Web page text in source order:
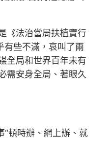
《法治當局扶植實行
有些不滿，哀叫了兩
全局和世界百年未有
需安身全局、著眼久
頓時辦、網上辦、就